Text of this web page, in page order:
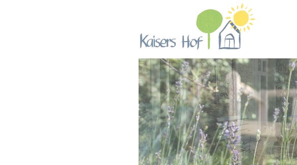
Kaisers Hof - Urlaub
auf dem Bauernhof